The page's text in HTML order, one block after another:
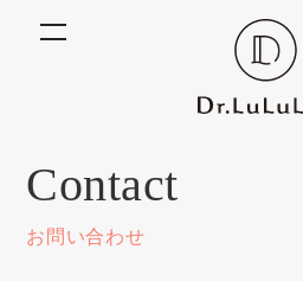
Contact
お問い合わせ